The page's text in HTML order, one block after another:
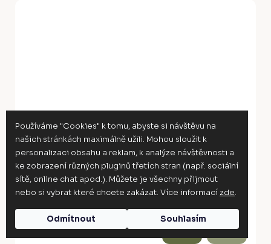
Používáme "Cookies" k tomu, abyste si návštěvu na
našich stránkách maximálně užili. Mohou sloužit k
personalizaci obsahu a reklam, k analýze návštěvnosti a
ke zobrazení různých pluginů třetích stran (např. sociální
sítě, online chat apod.). Můžete je všechny přijmout
nebo si vybrat které chcete zakázat. Více informací zde.
Odmítnout Souhlasím
Z
D
ZDARMA –10 %